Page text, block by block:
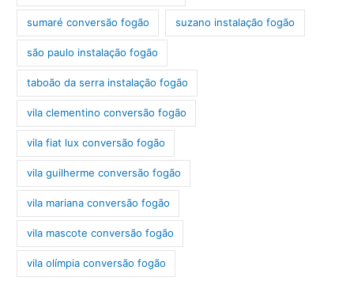
sumaré conversão fogão suzano instalação fogão
são paulo instalação fogão
taboão da serra instalação fogão
vila clementino conversão fogão
vila fiat lux conversão fogão
vila guilherme conversão fogão
vila mariana conversão fogão
vila mascote conversão fogão
vila olímpia conversão fogão